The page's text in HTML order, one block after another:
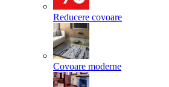
Reducere covoare
Covoare moderne